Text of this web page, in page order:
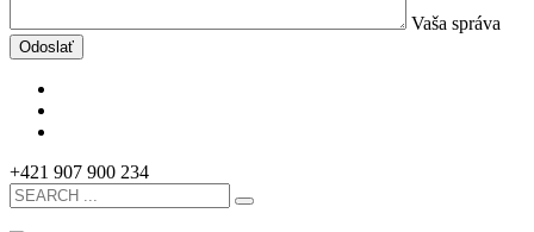
Vaša správa
Odoslať
+421 907 900 234